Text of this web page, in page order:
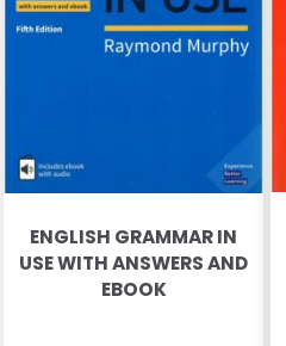
ENGLISH GRAMMAR IN
USE WITH ANSWERS AND
EBOOK